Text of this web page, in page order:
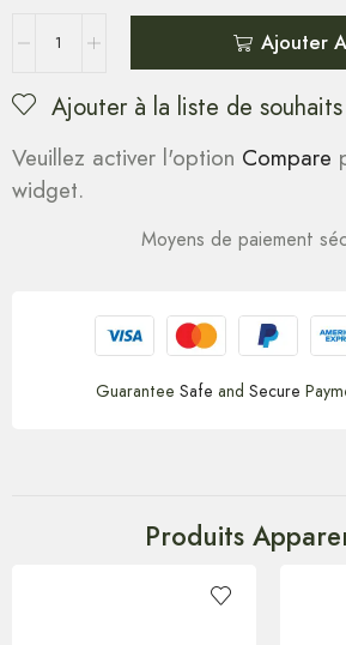
Ajouter
Ajouter à la liste de souhaits
Veuillez activer l'option Compare
widget.
Moyens de paiement
Guarantee Safe and Secure
Produits